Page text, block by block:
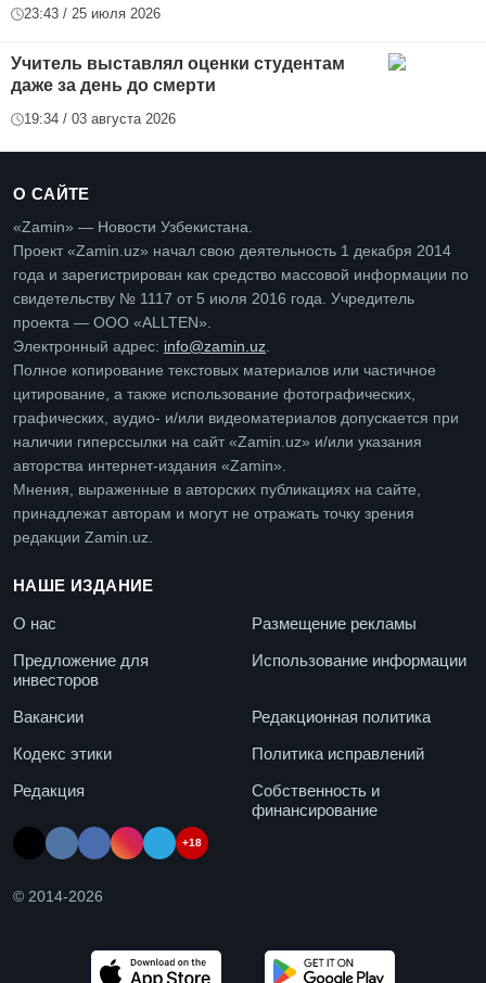
23:43 / 25 июля 2026
Учитель выставлял оценки студентам
даже за день до смерти
19:34 / 03 августа 2026
О САЙТЕ
«Zamin» — Новости Узбекистана.
Проект «Zamin.uz» начал свою деятельность 1 декабря 2014
года и зарегистрирован как средство массовой информации по
свидетельству № 1117 от 5 июля 2016 года. Учредитель
проекта — ООО «ALLTEN».
Электронный адрес: info@zamin.uz.
Полное копирование текстовых материалов или частичное
цитирование, а также использование фотографических,
графических, аудио- и/или видеоматериалов допускается при
наличии гиперссылки на сайт «Zamin.uz» и/или указания
авторства интернет-издания «Zamin».
Мнения, выраженные в авторских публикациях на сайте,
принадлежат авторам и могут не отражать точку зрения
редакции Zamin.uz.
НАШЕ ИЗДАНИЕ
О нас
Размещение рекламы
Предложение для
инвесторов
Использование информации
Вакансии
Редакционная политика
Кодекс этики
Политика исправлений
Редакция
Собственность и
финансирование
+18
© 2014-2026